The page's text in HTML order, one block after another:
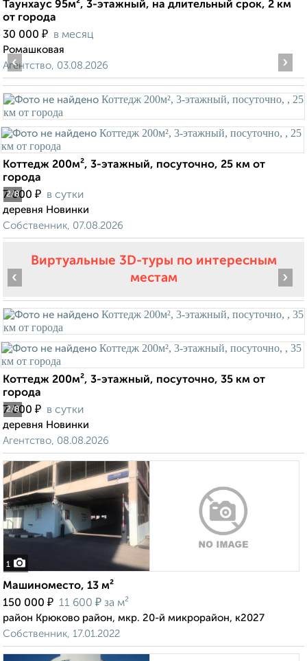
Таунхаус 95м², 3-этажный, на длительный срок, 2 км
от города
30 000 ₽ в месяц
Ромашковая
Агентство, 03.08.2026
2/8
‹ ›
Коттедж 200м², 3-этажный, посуточно, 25 км от
города
7 000 ₽ в сутки
деревня Новинки
Собственник, 07.08.2026
Виртуальные 3D-туры по интересным
местам
2/8
‹ ›
Коттедж 200м², 3-этажный, посуточно, 35 км от
города
7 000 ₽ в сутки
деревня Новинки
Агентство, 08.08.2026
1
Машиноместо, 13 м²
150 000 ₽ 11 600 ₽ за м²
район Крюково район, мкр. 20-й микрорайон, к2027
Собственник, 17.01.2022